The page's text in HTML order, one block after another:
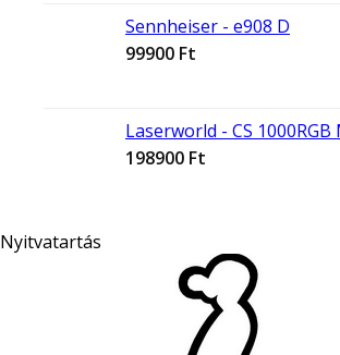
Sennheiser - e908 D
99900 Ft
Laserworld - CS 1000RGB
198900 Ft
Nyitvatartás